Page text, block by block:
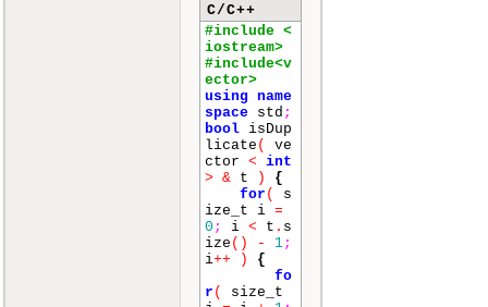
return
0 ;
}
C/C++
#include <
iostream>
#include<v
ector>
using name
space std ;
bool isDup
licate (
ve
ctor < int
> & t )
{
for (
s
ize_t i =
0 ; i < t . s
ize () - 1;
i++ )
{
fo
r (
size_t